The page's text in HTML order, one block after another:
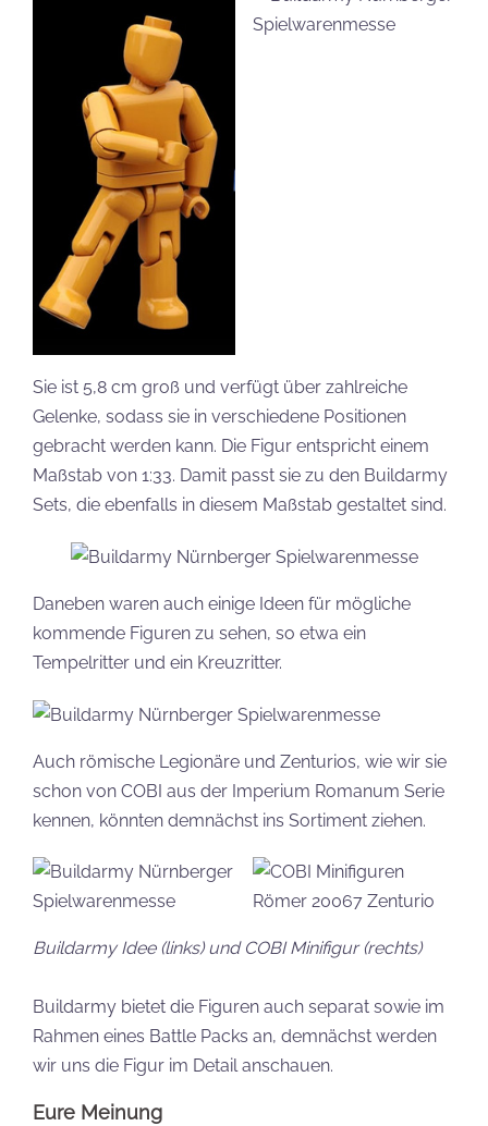
Sie ist 5,8 cm groß und verfügt über zahlreiche
Gelenke, sodass sie in verschiedene Positionen
gebracht werden kann. Die Figur entspricht einem
Maßstab von 1:33. Damit passt sie zu den Buildarmy
Sets, die ebenfalls in diesem Maßstab gestaltet sind.
Daneben waren auch einige Ideen für mögliche
kommende Figuren zu sehen, so etwa ein
Tempelritter und ein Kreuzritter.
Auch römische Legionäre und Zenturios, wie wir sie
schon von COBI aus der Imperium Romanum Serie
kennen, könnten demnächst ins Sortiment ziehen.
Buildarmy Idee (links) und COBI Minifigur (rechts)
Buildarmy bietet die Figuren auch separat sowie im
Rahmen eines Battle Packs an, demnächst werden
wir uns die Figur im Detail anschauen.
Eure Meinung